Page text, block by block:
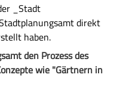
_Stadt
direkt
haben.
den Prozess des
wie "Gärtnern in